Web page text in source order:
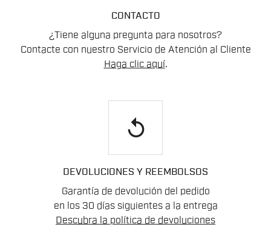
CONTACTO
¿Tiene alguna pregunta para nosotros?
Contacte con nuestro Servicio de Atención al Cliente
Haga clic aquí.
replay
DEVOLUCIONES Y REEMBOLSOS
Garantía de devolución del pedido
en los 30 días siguientes a la entrega
Descubra la política de devoluciones